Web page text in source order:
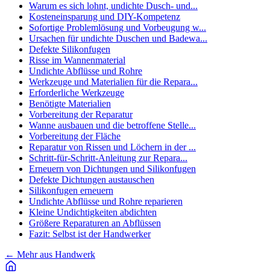
Warum es sich lohnt, undichte Dusch- und...
Kosteneinsparung und DIY-Kompetenz
Sofortige Problemlösung und Vorbeugung w...
Ursachen für undichte Duschen und Badewa...
Defekte Silikonfugen
Risse im Wannenmaterial
Undichte Abflüsse und Rohre
Werkzeuge und Materialien für die Repara...
Erforderliche Werkzeuge
Benötigte Materialien
Vorbereitung der Reparatur
Wanne ausbauen und die betroffene Stelle...
Vorbereitung der Fläche
Reparatur von Rissen und Löchern in der ...
Schritt-für-Schritt-Anleitung zur Repara...
Erneuern von Dichtungen und Silikonfugen
Defekte Dichtungen austauschen
Silikonfugen erneuern
Undichte Abflüsse und Rohre reparieren
Kleine Undichtigkeiten abdichten
Größere Reparaturen an Abflüssen
Fazit: Selbst ist der Handwerker
← Mehr aus Handwerk